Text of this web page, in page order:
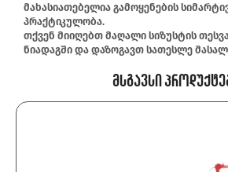
მახასიათებელია გამოყენების
პრაქტიკულობა.
თქვენ მიიღებთ მაღალი სიზუსტის
ნიადაგში და დაზოგავთ სათესლე
Მსგავსი